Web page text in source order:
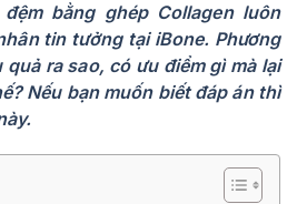
bằng ghép Collagen luôn
tin tưởng tại iBone. Phương
ra sao, có ưu điểm gì mà lại
Nếu bạn muốn biết đáp án thì